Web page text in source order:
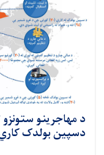
د مهاجرینو
دسپین بولدک